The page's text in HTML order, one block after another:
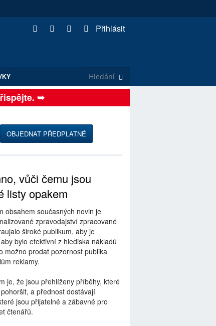
Přihlásit
➥
OBJEDNAT PŘEDPLATNÉ
vůči čemu jsou
listy opakem
obsahem současných novin je
zpravodajství zpracované
široké publikum, aby je
bylo efektivní z hlediska nákladů
možno prodat pozornost publika
reklamy.
je, že jsou přehlíženy příběhy, které
a přednost dostávají
jsou přijatelné a zábavné pro
čtenářů.